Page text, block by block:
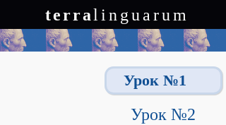
terralinguarum
Урок №1
Урок №2